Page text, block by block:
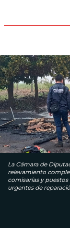
La Cámara de
relevamiento
comisarías y
urgentes de